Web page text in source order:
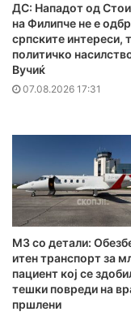
ДС: Нападот од
на Филипче не е
српските интереси,
политичко
Вучиќ
07.08.2026 17:31
MЗ со детали:
итен транспорт за
пациент кој се
тешки повреди на
пршлени